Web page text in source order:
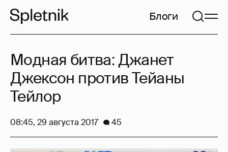
Блоги
Модная битва: Джанет
Джексон против Тейаны
Тейлор
08:45, 29 августа 2017 45